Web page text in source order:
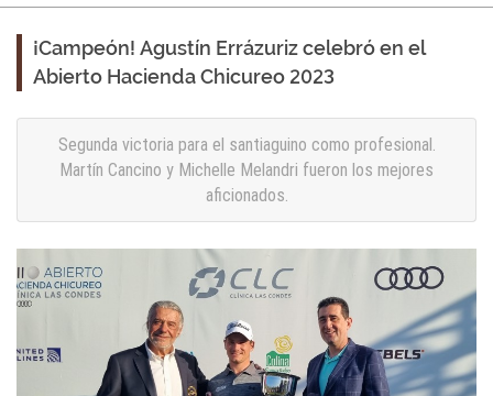
¡Campeón! Agustín Errázuriz celebró en el
Abierto Hacienda Chicureo 2023
Segunda victoria para el santiaguino como profesional.
Martín Cancino y Michelle Melandri fueron los mejores
aficionados.